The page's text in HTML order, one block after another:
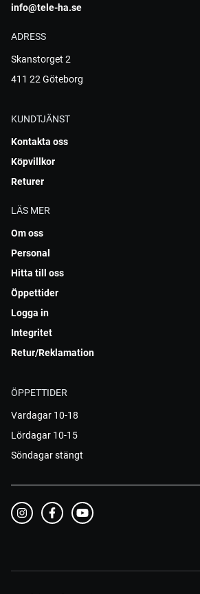
info@tele-ha.se
ADRESS
Skanstorget 2
411 22 Göteborg
KUNDTJÄNST
Kontakta oss
Köpvillkor
Returer
LÄS MER
Om oss
Personal
Hitta till oss
Öppettider
Logga in
Integritet
Retur/Reklamation
ÖPPETTIDER
Vardagar 10-18
Lördagar 10-15
Söndagar stängt